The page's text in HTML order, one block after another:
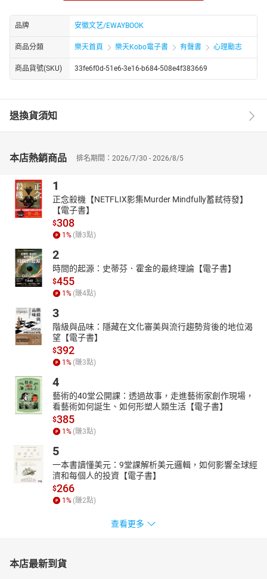
入选多种诗集，出版有《山客》等作品。创作风格贴合生活与地域
特色，文字兼具质感与温度，在文学领域有着持续的影响力与独特
表达。
品牌 安徽文艺/EWAYBOOK
商品分類 樂天首頁 樂天Kobo電子書 有聲書 心理勵志
商品貨號(SKU) 33fe6f0d-51e6-3e16-b684-508e4f383669
退換貨須知
本店熱銷商品 排名期間：2026/7/30 - 2026/8/5
1
正念殺機【NETFLIX影集Murder Mindfully蓄弒待發】
【電子書】
$308
1 % (賺3點)
2
時間的起源：史蒂芬．霍金的最終理論【電子書】
$455
1 % (賺4點)
3
階級與品味：隱藏在文化審美與流行趨勢背後的地位渴
望【電子書】
$392
1 % (賺3點)
4
藝術的40堂公開課：透過故事，走進藝術家創作現場，
看藝術如何誕生、如何形塑人類生活【電子書】
$385
1 % (賺3點)
5
一本書讀懂美元：9堂課解析美元邏輯，如何影響全球經
濟和每個人的投資【電子書】
$266
1 % (賺2點)
查看更多
本店最新到貨